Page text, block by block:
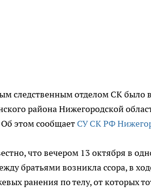
следственным отделом СК было
района Нижегородской
Об этом сообщает СУ СК РФ
что вечером 13 октября в
братьями возникла ссора, в
ранения по телу, от которых